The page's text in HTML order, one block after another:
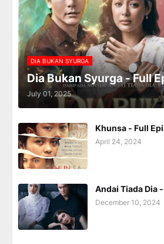
DIA BUKAN SYURGA
Dia Bukan Syurga - Full
July 01, 2025
Khunsa - Full
April 24, 2024
Andai Tiada Dia
December 10, 2024